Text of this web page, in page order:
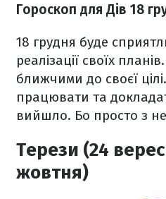
Гороскоп для Дів 18
18 грудня буде
реалізації своїх
ближчими до своєї
працювати та
вийшло. Бо просто з
Терези (24
жовтня)